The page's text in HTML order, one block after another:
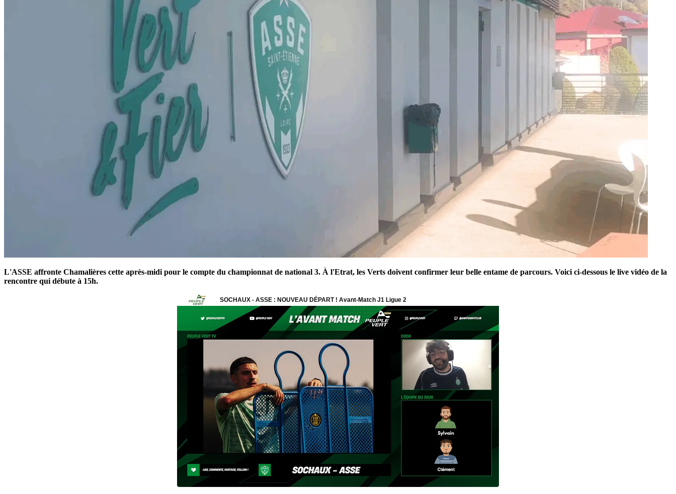
L'ASSE affronte Chamalières cette après-midi pour le compte du championnat de national 3. À l'Etrat, les Verts doivent confirmer leur belle entame de parcours. Voici ci-dessous le live vidéo de la
rencontre qui débute à 15h.